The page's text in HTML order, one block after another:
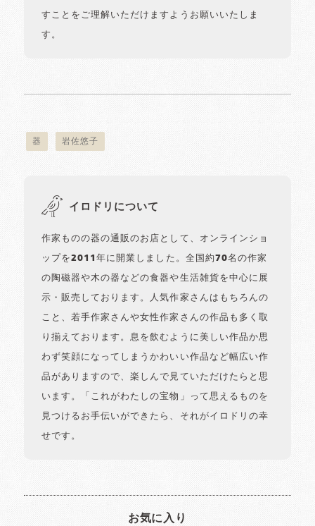
すことをご理解いただけますようお願いいたしま
す。
器 岩佐悠子
イロドリについて
作家ものの器の通販のお店として、オンラインショ
ップを2011年に開業しました。全国約70名の作家
の陶磁器や木の器などの食器や生活雑貨を中心に展
示・販売しております。人気作家さんはもちろんの
こと、若手作家さんや女性作家さんの作品も多く取
り揃えております。息を飲むように美しい作品か思
わず笑顔になってしまうかわいい作品など幅広い作
品がありますので、楽しんで見ていただけたらと思
います。「これがわたしの宝物」って思えるものを
見つけるお手伝いができたら、それがイロドリの幸
せです。
お気に入り